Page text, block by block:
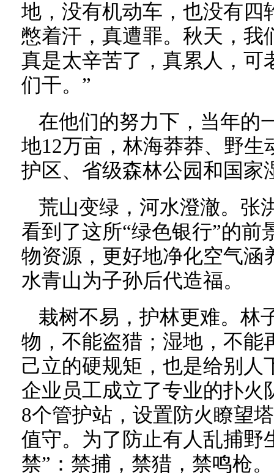
地，没有机动车，也没有四
憋着汗，真遭罪。秋天，我
真是太辛苦了，真累人，可
们干。”
在他们的努力下，当年的
地12万亩，林海莽莽、野
护区、省级森林公园和国家
荒山变绿，河水澄澈。张
看到了这所“绿色银行”的前
物资源，更好地净化空气涵
水青山为子孙后代造福。
栽树不易，护林更难。林
物，不能盗猎；湿地，不能
己立的硬规矩，也是给别人
企业员工成立了专业的扑火
8个管护站，设置防火瞭望
值守。为了防止有人乱捕野
禁”：禁捕，禁猎，禁鸣枪。